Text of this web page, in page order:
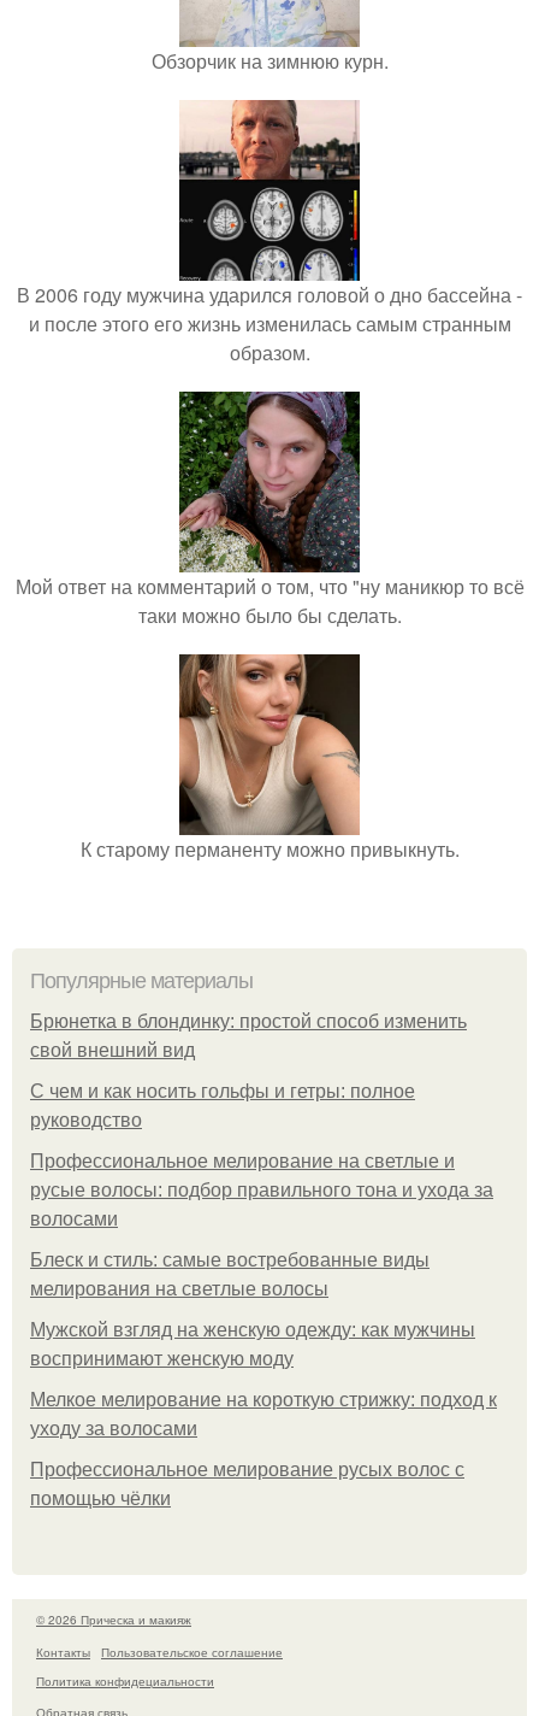
Обзорчик на зимнюю курн.
В 2006 году мужчина ударился головой о дно бассейна -
и после этого его жизнь изменилась самым странным
образом.
Мой ответ на комментарий о том, что "ну маникюр то всё
таки можно было бы сделать.
К старому перманенту можно привыкнуть.
Популярные материалы
Брюнетка в блондинку: простой способ изменить
свой внешний вид
С чем и как носить гольфы и гетры: полное
руководство
Профессиональное мелирование на светлые и
русые волосы: подбор правильного тона и ухода за
волосами
Блеск и стиль: самые востребованные виды
мелирования на светлые волосы
Мужской взгляд на женскую одежду: как мужчины
воспринимают женскую моду
Мелкое мелирование на короткую стрижку: подход к
уходу за волосами
Профессиональное мелирование русых волос с
помощью чёлки
© 2026 Прическа и макияж
Контакты
Пользовательское соглашение
Политика конфидециальности
Обратная связь